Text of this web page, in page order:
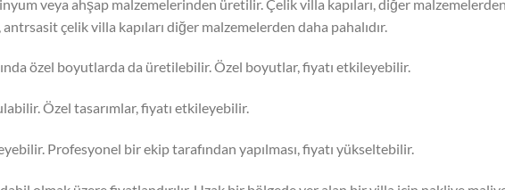
veya ahşap malzemelerinden üretilir. Çelik villa kapıları, diğer
çelik villa kapıları diğer malzemelerden daha pahalıdır.
özel boyutlarda da üretilebilir. Özel boyutlar, fiyatı etkileyebilir.
Özel tasarımlar, fiyatı etkileyebilir.
Profesyonel bir ekip tarafından yapılması, fiyatı yükseltebilir.